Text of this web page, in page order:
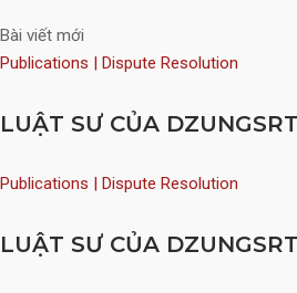
Bài viết mới
Publications | Dispute Resolution
LUẬT SƯ CỦA
Publications | Dispute Resolution
LUẬT SƯ CỦA